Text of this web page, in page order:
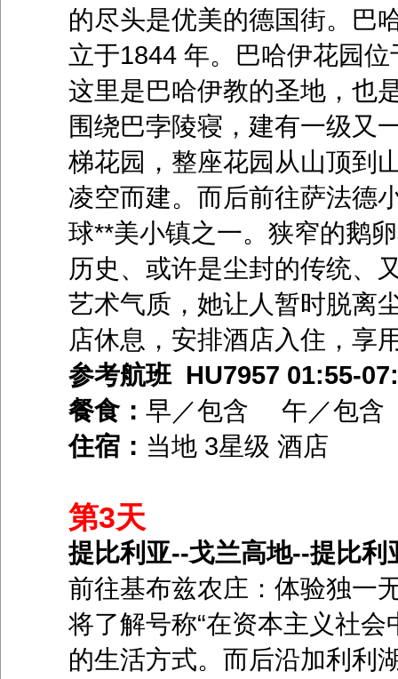
的尽头是优美的德国街。巴
立于1844 年。巴哈伊花园
这里是巴哈伊教的圣地，也
围绕巴孛陵寝，建有一级又
梯花园，整座花园从山顶到
凌空而建。而后前往萨法德
球**美小镇之一。狭窄的鹅
历史、或许是尘封的传统、
艺术气质，她让人暂时脱离
店休息，安排酒店入住，享
参考航班 HU7957 01:55-
餐食： 早／包含 午／包
住宿： 当地 3星级 酒店
第3天
提比利亚--戈兰高地--提比利
前往基布兹农庄：体验独一
将了解号称“在资本主义社
的生活方式。而后沿加利利